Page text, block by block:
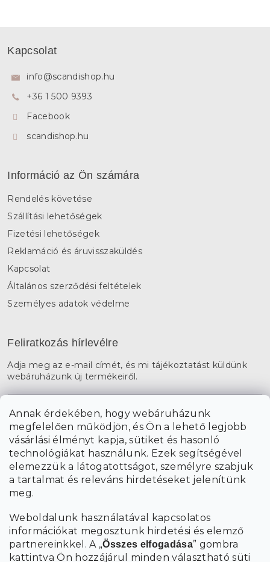
Annak érdekében, hogy webáruházunk
megfelelően működjön, és Ön a lehető legjobb
vásárlási élményt kapja, sütiket és hasonló
technológiákat használunk. Ezek segítségével
elemezzük a látogatottságot, személyre szabjuk
a tartalmat és releváns hirdetéseket jelenítünk
meg.
Weboldalunk használatával kapcsolatos
információkat megosztunk hirdetési és elemző
partnereinkkel. A „Összes elfogadása” gombra
kattintva Ön hozzájárul minden választható süti
Kapcsolat
info@scandishop.hu
+36 1 500 9393
Facebook
scandishop.hu
Információ az Ön számára
Rendelés követése
Szállítási lehetőségek
Fizetési lehetőségek
Reklamáció és áruvisszaküldés
Kapcsolat
Általános szerződési feltételek
Személyes adatok védelme
Feliratkozás hírlevélre
Adja meg az e-mail címét, és mi tájékoztatást küldünk
webáruházunk új termékeiről.
A hírlevelekre való feliratkozással egyetérteka személyes
adatok feldolgozásával.
FELIRATKOZÁS